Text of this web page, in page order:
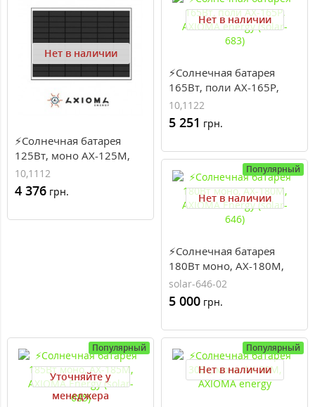
Нет в наличии
⚡Солнечная батарея
125Вт, моно AX-125M,
AXIOMA energy (solar-
684)
10,1112
4 376 грн.
Нет в наличии
⚡Солнечная батарея
165Вт, поли AX-165P,
AXIOMA energy (solar-
683)
10,1122
5 251 грн.
Популярный
Нет в наличии
⚡Солнечная батарея
180Вт моно, AX-180M,
AXIOMA Energy (solar-
646)
solar-646-02
5 000 грн.
Популярный
Уточняйте у
менеджера
Популярный
Нет в наличии